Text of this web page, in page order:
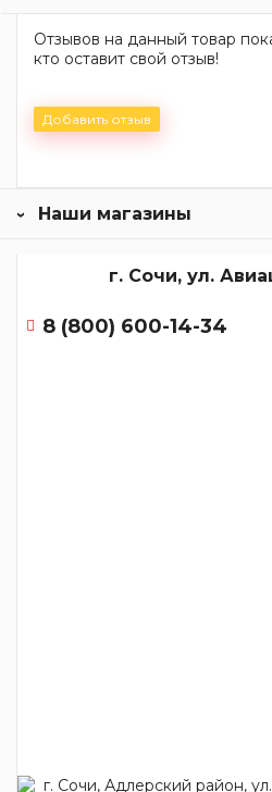
Отзывов на данный товар
кто оставит свой отзыв!
Добавить отзыв
Наши магазины
г. Сочи, ул.
8 (800) 600-14-34